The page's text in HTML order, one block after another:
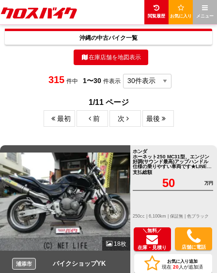
メニュー
お気に入り
閲覧履歴
沖縄の中古バイク一覧
在庫店舗を地図表示
315 件中 1〜30 件表示
1/11 ページ
最初 前 次 最後
18枚
浦添市 バイクショップYK
ホンダ
ホーネット250 MC31型、エンジン
好調(サウンド最高)アップハンドル
仕様の乗りやすい車両です★LINEか
らお問い合わせ可能★友だち追加→
検索→ID「@410iozms」で検索 /
支払総額
50 万円
250cc | 6,100km | 保証無 | 色ブラック
＼無料／
在庫・見積り 店舗に電話
お気に入り追加
現在 20人が追加済